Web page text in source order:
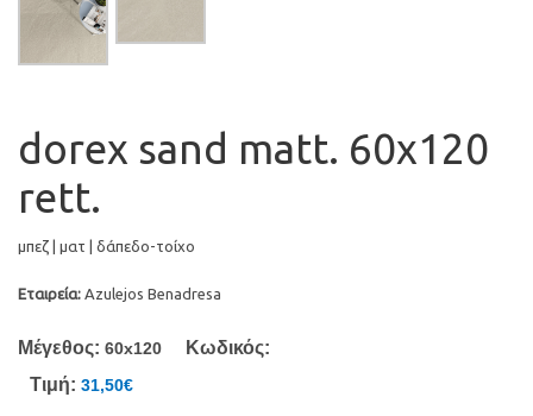
dorex sand matt. 60x120
rett.
μπεζ | ματ | δάπεδο-τοίχο
Εταιρεία: Azulejos Benadresa
Μέγεθος: 60x120
Κωδικός:
Τιμή: 31,50€